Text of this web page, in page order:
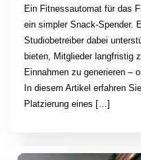
Ein Fitnessautomat für das
ein simpler Snack-Spender.
Studiobetreiber dabei
bieten, Mitglieder langfristig
Einnahmen zu generieren –
In diesem Artikel erfahren
Platzierung eines […]